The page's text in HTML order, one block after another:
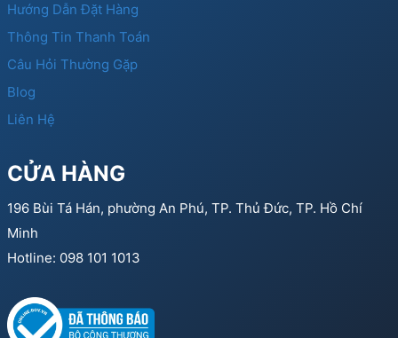
Hướng Dẫn Đặt Hàng
Thông Tin Thanh Toán
Câu Hỏi Thường Gặp
Blog
Liên Hệ
CỬA HÀNG
196 Bùi Tá Hán, phường An Phú, TP. Thủ Đức, TP. Hồ Chí
Minh
Hotline: 098 101 1013